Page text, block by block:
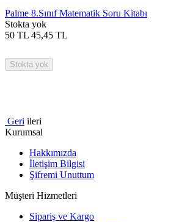
Palme 8.Sınıf Matematik Soru Kitabı
Stokta yok
50 TL 45,45 TL
Stokta yok
Geri ileri
Kurumsal
Hakkımızda
İletişim Bilgisi
Şifremi Unuttum
Müşteri Hizmetleri
Sipariş ve Kargo